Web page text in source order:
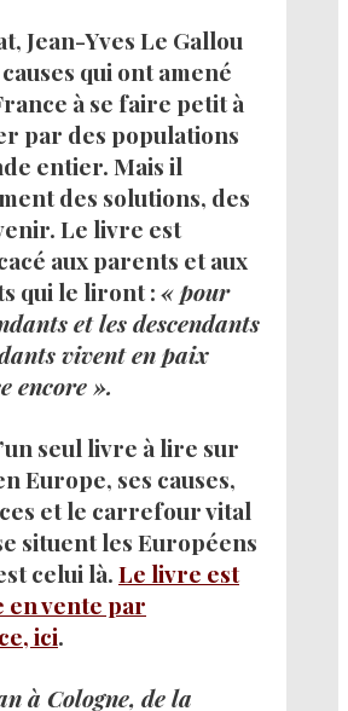
Jean-Yves Le Gallou
qui ont amené
à se faire petit à
par des populations
entier. Mais il
des solutions, des
Le livre est
aux parents et aux
qui le liront :« pour
et les descendants
vivent en paix
encore ».
seul livre à lire sur
Europe, ses causes,
et le carrefour vital
situent les Européens
celui là.Le livre est
en vente par
ici.
à Cologne, de la